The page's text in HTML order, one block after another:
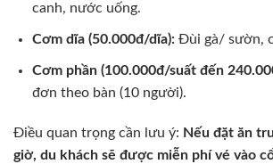
canh, nước uống.
Cơm dĩa (50.000đ/dĩa):Đùi gà/ sườn,
Cơm phần (100.000đ/suất đến
đơn theo bàn (10 người).
Điều quan trọng cần lưu ý: Nếu đặt ăn
giờ, du khách sẽ được miễn phí vé vào